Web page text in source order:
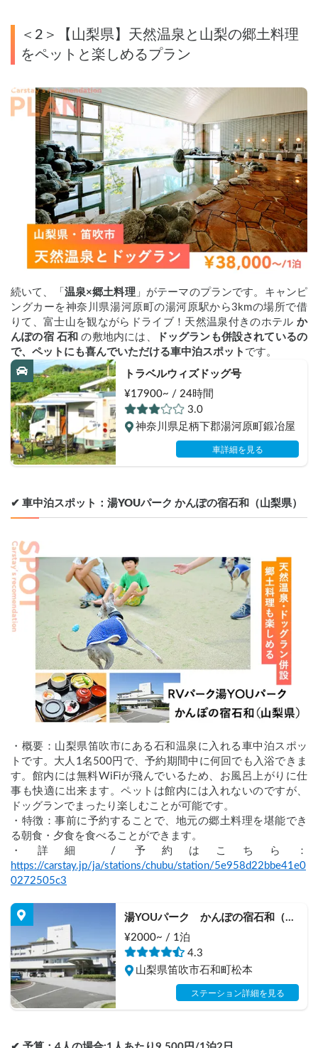
＜2＞【山梨県】天然温泉と山梨の郷土料理
をペットと楽しめるプラン
続いて、「 温泉×郷土料理」がテーマのプランです。キャンピ
ングカーを神奈川県湯河原町の湯河原駅から3kmの場所で借
りて、富士山を観ながらドライブ！天然温泉付きのホテル か
んぽの宿 石和 の敷地内には、
ドッグランも併設されているの
で、ペットにも喜んでいただける車中泊スポット です。
トラベルウィズドッグ号
¥17900~ / 24時間
3.0
神奈川県足柄下郡湯河原町鍛冶屋
車詳細を見る
✔︎ 車中泊スポット：湯YOUパーク かんぽの宿石和（山梨県）
・概要：山梨県笛吹市にある石和温泉に入れる車中泊スポッ
トです。大人1名500円で、予約期間中に何回でも入浴できま
す。館内には無料WiFiが飛んでいるため、お風呂上がりに仕
事も快適に出来ます。ペットは館内には入れないのですが、
ドッグランでまったり楽しむことが可能です。
・特徴：事前に予約することで、地元の郷土料理を堪能でき
る朝食・夕食を食べることができます。
・詳細 / 予約はこちら：
https://carstay.jp/ja/stations/chubu/station/5e958d22bbe41e0
0272505c3
湯YOUパーク　かんぽの宿石和（山
梨県）
¥2000~ / 1泊
4.3
山梨県笛吹市石和町松本
ステーション詳細を見る